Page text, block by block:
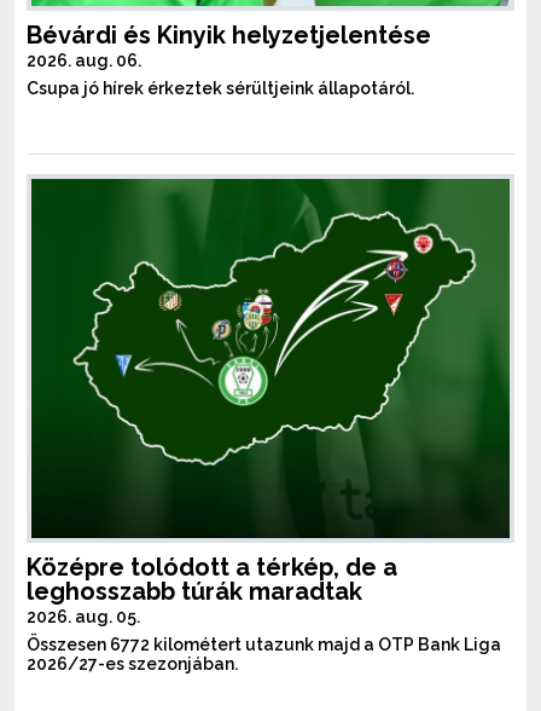
Bévárdi és Kinyik helyzetjelentése
2026. aug. 06.
Csupa jó hírek érkeztek sérültjeink állapotáról.
Középre tolódott a térkép, de a
leghosszabb túrák maradtak
2026. aug. 05.
Összesen 6772 kilométert utazunk majd a OTP Bank Liga
2026/27-es szezonjában.